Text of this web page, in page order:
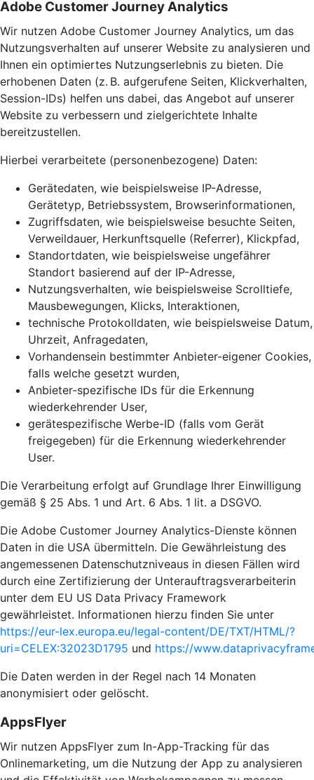
Adobe Customer Journey Analytics
Wir nutzen Adobe Customer Journey Analytics, um das
Nutzungsverhalten auf unserer Website zu analysieren und
Ihnen ein optimiertes Nutzungserlebnis zu bieten. Die
erhobenen Daten (z. B. aufgerufene Seiten, Klickverhalten,
Session-IDs) helfen uns dabei, das Angebot auf unserer
Website zu verbessern und zielgerichtete Inhalte
bereitzustellen.
Hierbei verarbeitete (personenbezogene) Daten:
Gerätedaten, wie beispielsweise IP-Adresse,
Gerätetyp, Betriebssystem, Browserinformationen,
Zugriffsdaten, wie beispielsweise besuchte Seiten,
Verweildauer, Herkunftsquelle (Referrer), Klickpfad,
Standortdaten, wie beispielsweise ungefährer
Standort basierend auf der IP-Adresse,
Nutzungsverhalten, wie beispielsweise Scrolltiefe,
Mausbewegungen, Klicks, Interaktionen,
technische Protokolldaten, wie beispielsweise Datum,
Uhrzeit, Anfragedaten,
Vorhandensein bestimmter Anbieter-eigener Cookies,
falls welche gesetzt wurden,
Anbieter-spezifische IDs für die Erkennung
wiederkehrender User,
gerätespezifische Werbe-ID (falls vom Gerät
freigegeben) für die Erkennung wiederkehrender
User.
Die Verarbeitung erfolgt auf Grundlage Ihrer Einwilligung
gemäß § 25 Abs. 1 und Art. 6 Abs. 1 lit. a DSGVO.
Die Adobe Customer Journey Analytics-Dienste können
Daten in die USA übermitteln. Die Gewährleistung des
angemessenen Datenschutzniveaus in diesen Fällen wird
durch eine Zertifizierung der Unterauftragsverarbeiterin
unter dem EU US Data Privacy Framework
gewährleistet. Informationen hierzu finden Sie unter
https://eur-lex.europa.eu/legal-content/DE/TXT/HTML/?
uri=CELEX:32023D1795 und https://
Die Daten werden in der Regel nach 14 Monaten
anonymisiert oder gelöscht.
AppsFlyer
Wir nutzen AppsFlyer zum In-App-Tracking für das
Onlinemarketing, um die Nutzung der App zu analysieren